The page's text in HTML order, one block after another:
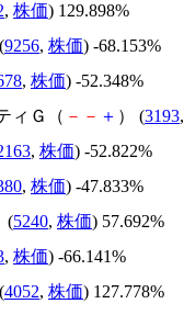
, 株価) 129.898%
9256, 株価) -68.153%
, 株価) -52.348%
ィＧ（ － － ＋ ） (3193,
, 株価) -52.822%
, 株価) -47.833%
(5240, 株価) 57.692%
, 株価) -66.141%
4052, 株価) 127.778%